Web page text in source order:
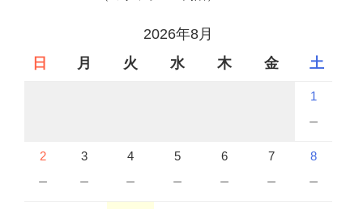
2026年8月
日
月 火 水 木 金 土
1
－
2
－
3
－
4
－
5
－
6
－
7
－
8
－